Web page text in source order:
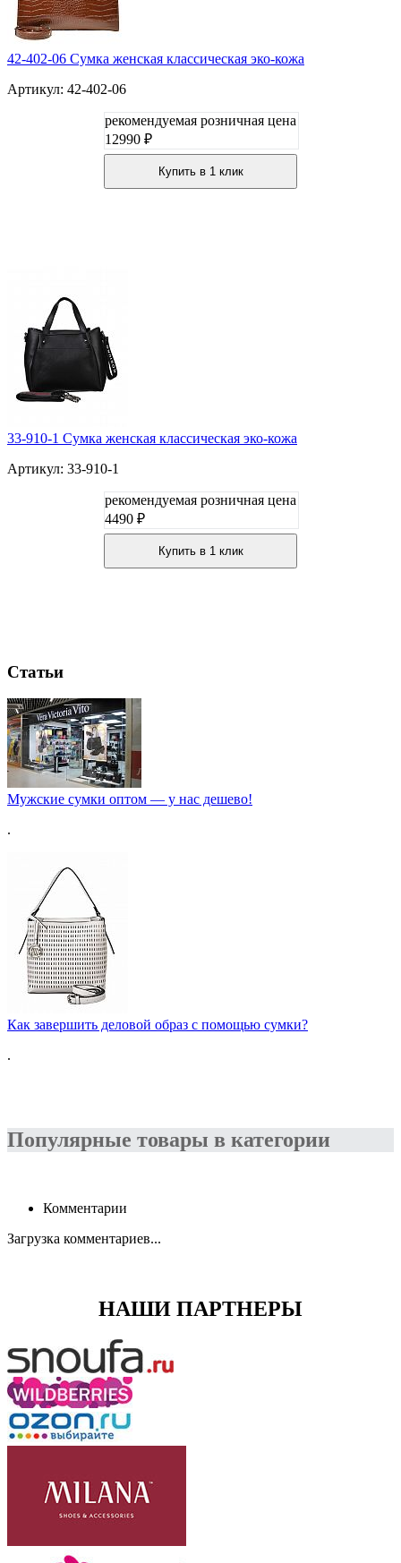
42-402-06 Сумка женская классическая эко-кожа
Артикул: 42-402-06
рекомендуемая розничная цена
12990 ₽
Купить в 1 клик
33-910-1 Сумка женская классическая эко-кожа
Артикул: 33-910-1
рекомендуемая розничная цена
4490 ₽
Купить в 1 клик
Статьи
Мужские сумки оптом — у нас дешево!
.
Как завершить деловой образ с помощью сумки?
.
Популярные товары в категории
Комментарии
Загрузка комментариев...
НАШИ ПАРТНЕРЫ